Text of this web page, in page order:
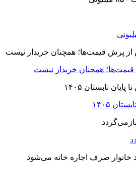
همچنان خریدار نیست
۱۴۰۵